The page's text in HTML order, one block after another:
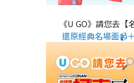
《U GO》請您去
還原經典名場面📹